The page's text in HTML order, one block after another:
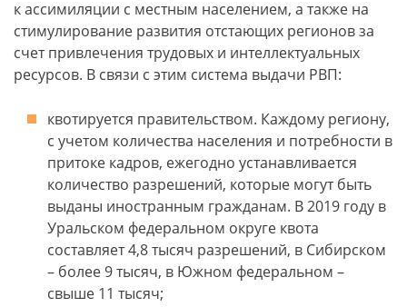
к ассимиляции с местным населением, а также на
стимулирование развития отстающих регионов за
счет привлечения трудовых и интеллектуальных
ресурсов. В связи с этим система выдачи РВП:
квотируется правительством. Каждому региону,
с учетом количества населения и потребности в
притоке кадров, ежегодно устанавливается
количество разрешений, которые могут быть
выданы иностранным гражданам. В 2019 году в
Уральском федеральном округе квота
составляет 4,8 тысяч разрешений, в Сибирском
– более 9 тысяч, в Южном федеральном –
свыше 11 тысяч;